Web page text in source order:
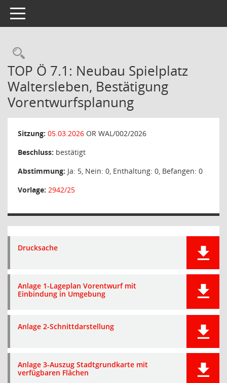
Toggle navigation
Rechercheauswahl
TOP Ö 7.1: Neubau Spielplatz
Waltersleben, Bestätigung
Vorentwurfsplanung
Sitzung: 05.03.2026 OR WAL/002/2026
Beschluss: bestätigt
Abstimmung: Ja: 5, Nein: 0, Enthaltung: 0, Befangen: 0
Vorlage: 2942/25
Drucksache
Anlage 1-Lageplan Vorentwurf mit
Einbindung in Umgebung
Anlage 2-Schnittdarstellung
Anlage 3-Auszug Stadtgrundkarte mit
verfügbaren Flächen